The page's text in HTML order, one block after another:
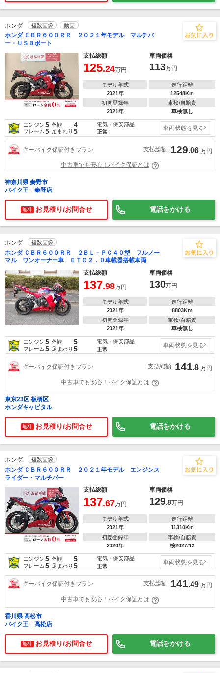
ホンダ 複数画像 動画
ホンダ ＣＢＲ６００ＲＲ ２０２１年モデル マルチバ
ー・ＵＳＢポート
支払総額
車両価格
125.24万円 113万円
モデル年式
2021年
走行距離
12548Km
初度登録年
2021年
車検/自賠責
車検無し
エンジン5 外観 4
フレーム5 足まわり 5
電気・保安部品
正常
車両状態を見る
グーバイク保証付きプラン 支払総額 129.06 万円
中古車でも安心！バイク保証とは
神奈川県 秦野市
バイク王 秦野店
無料 お見積り/お問合せ 電話をかける
ホンダ 複数画像
ホンダ ＣＢＲ６００ＲＲ ２ＢＬ－ＰＣ４０型 フルノー
マル ワンオーナー車 ＥＴＣ２．０車載器搭載車両
支払総額
車両価格
137.98万円 130万円
モデル年式
2021年
走行距離
8803Km
初度登録年
2021年
車検/自賠責
車検無し
エンジン5 外観 5
フレーム5 足まわり 5
電気・保安部品
正常
車両状態を見る
グーバイク保証付きプラン 支払総額 141.8 万円
中古車でも安心！バイク保証とは
東京23区 板橋区
ホンダキャピタル
無料 お見積り/お問合せ 電話をかける
ホンダ 複数画像
ホンダ ＣＢＲ６００ＲＲ ２０２１年モデル エンジンス
ライダー・マルチバー
支払総額
車両価格
137.67万円 129.8万円
モデル年式
2021年
走行距離
11310Km
初度登録年
2020年
車検/自賠責
検2027/12
エンジン5 外観 5
フレーム5 足まわり 5
電気・保安部品
正常
車両状態を見る
グーバイク保証付きプラン 支払総額 141.49 万円
中古車でも安心！バイク保証とは
香川県 高松市
バイク王 高松店
無料 お見積り/お問合せ 電話をかける